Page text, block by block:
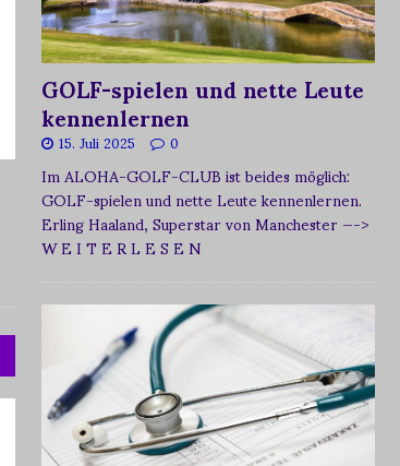
GOLF-spielen und nette Leute
kennenlernen
15. Juli 2025 0
Im ALOHA-GOLF-CLUB ist beides möglich:
GOLF-spielen und nette Leute kennenlernen.
Erling Haaland, Superstar von Manchester—->
W E I T E R L E S E N